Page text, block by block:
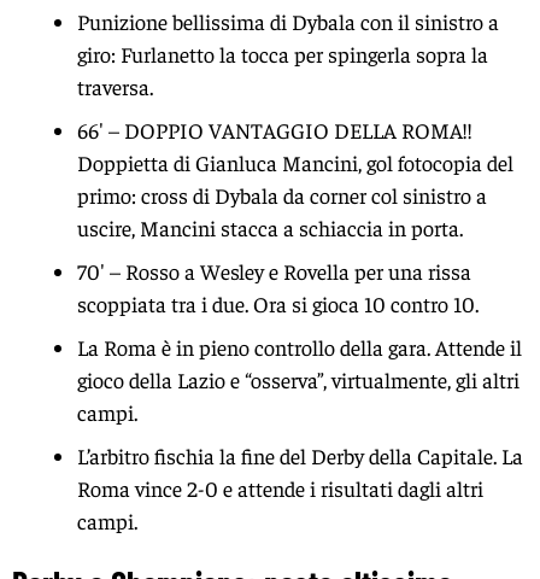
Punizione bellissima di Dybala con il sinistro a
giro: Furlanetto la tocca per spingerla sopra la
traversa.
66′ – DOPPIO VANTAGGIO DELLA ROMA!!
Doppietta di Gianluca Mancini, gol fotocopia del
primo: cross di Dybala da corner col sinistro a
uscire, Mancini stacca a schiaccia in porta.
70′ – Rosso a Wesley e Rovella per una rissa
scoppiata tra i due. Ora si gioca 10 contro 10.
La Roma è in pieno controllo della gara. Attende il
gioco della Lazio e “osserva”, virtualmente, gli altri
campi.
L’arbitro fischia la fine del Derby della Capitale. La
Roma vince 2-0 e attende i risultati dagli altri
campi.